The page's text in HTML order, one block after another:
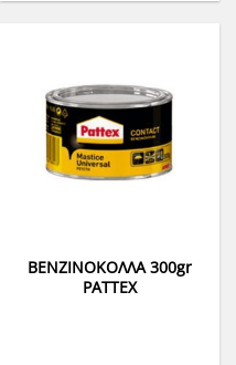
ΒΕΝΖΙΝΟΚΟΛΛΑ 300gr
PATTEX